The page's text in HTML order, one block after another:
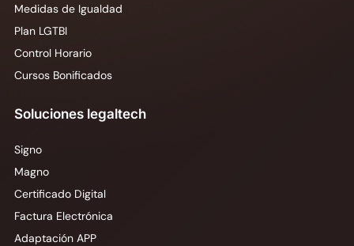
Medidas de Igualdad
Plan LGTBI
Control Horario
Cursos Bonificados
Soluciones legaltech
Signo
Magno
Certificado Digital
Factura Electrónica
Adaptación APP